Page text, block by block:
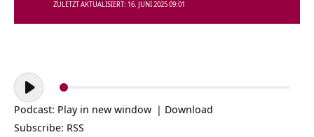
ZULETZT AKTUALISIERT: 16. JUNI 2025 09:01
Audio-
Player
Podcast: Play in new window | Download
Subscribe: RSS